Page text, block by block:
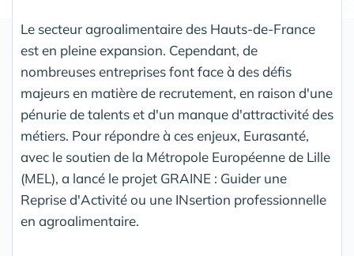
Le secteur agroalimentaire des Hauts-de-France
est en pleine expansion. Cependant, de
nombreuses entreprises font face à des défis
majeurs en matière de recrutement, en raison d'une
pénurie de talents et d'un manque d'attractivité des
métiers. Pour répondre à ces enjeux, Eurasanté,
avec le soutien de la Métropole Européenne de Lille
(MEL), a lancé le projet GRAINE : Guider une
Reprise d'Activité ou une INsertion professionnelle
en agroalimentaire.